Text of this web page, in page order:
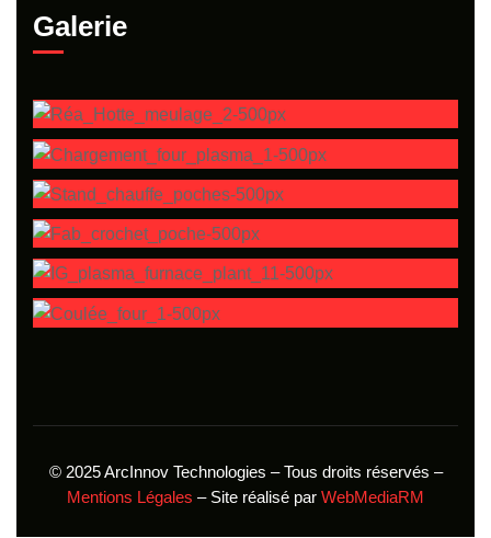
Galerie
© 2025 ArcInnov Technologies – Tous droits réservés –
Mentions Légales – Site réalisé par WebMediaRM